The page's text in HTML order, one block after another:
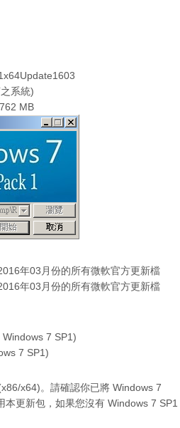
系統)
MB
年03月份的所有微軟官方更新檔
年03月份的所有微軟官方更新檔
7 SP1)
7 SP1)
x64)。請確認你已將 Windows 7
本更新包，如果您沒有 Windows 7 SP1